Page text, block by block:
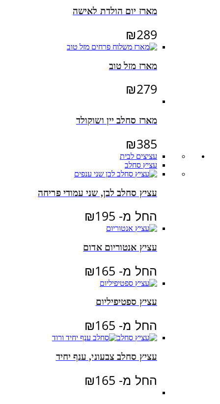
מארז יום הולדת לאישה
₪289
מארז מזל טוב
₪279
מארז סחלב יין ושוקולד
₪385
עציצים לבית
עציץ סחלב
עציץ סחלב לבן, שני עמודי פריחה
החל מ- ₪195
עציץ אנטוריום אדום
החל מ- ₪165
עציץ ספטיפיליום
החל מ- ₪165
עציץ סחלב צבעוני, ענף יחיד
החל מ- ₪165